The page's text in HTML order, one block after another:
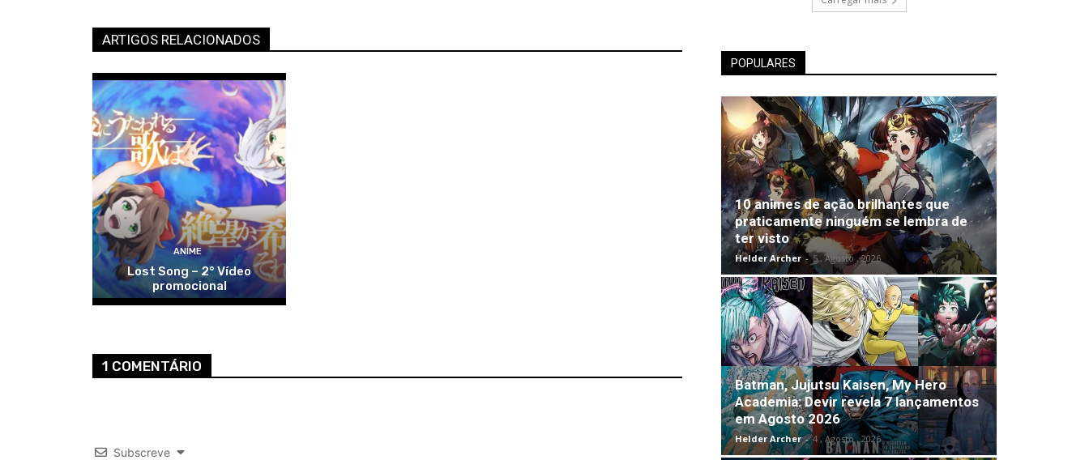
ARTIGOS RELACIONADOS
ANIME
Lost Song – 2° Vídeo
promocional
1 COMENTÁRIO
Subscreve
POPULARES
10 animes de ação brilhantes que
praticamente ninguém se lembra de
ter visto
Helder Archer - 5 , Agosto , 2026
Batman, Jujutsu Kaisen, My Hero
Academia: Devir revela 7 lançamentos
em Agosto 2026
Helder Archer - 4 , Agosto , 2026